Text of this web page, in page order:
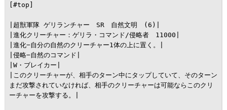
[#top]
|超獣軍隊 ゲリランチャー　SR　自然文明　(6)|
|進化クリーチャー：ゲリラ・コマンド/侵略者　11000|
|進化−自分の自然のクリーチャー1体の上に置く。|
|侵略−自然のコマンド|
|W・ブレイカー|
|このクリーチャーが、相手のターン中にタップしていて、そのターン
まだ攻撃されていなければ、相手のクリーチャーは可能ならこのクリ
ーチャーを攻撃する。|